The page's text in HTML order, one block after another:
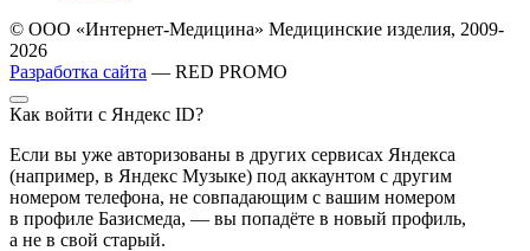
© ООО «Интернет-Медицина» Медицинские изделия, 2009-
2026
Разработка сайта — RED PROMO
Как войти с Яндекс ID?
Если вы уже авторизованы в других сервисах Яндекса
(например, в Яндекс Музыке) под аккаунтом с другим
номером телефона, не совпадающим с вашим номером
в профиле Базисмеда, — вы попадёте в новый профиль,
а не в свой старый.